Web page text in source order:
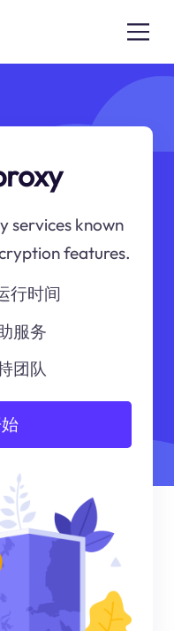
services known
features.
行时间
服务
团队